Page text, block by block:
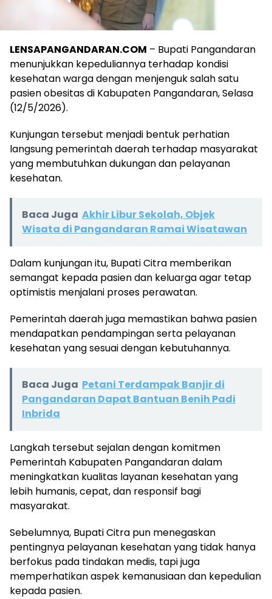
LENSAPANGANDARAN.COM – Bupati Pangandaran
menunjukkan kepeduliannya terhadap kondisi
kesehatan warga dengan menjenguk salah satu
pasien obesitas di Kabupaten Pangandaran, Selasa
(12/5/2026).
Kunjungan tersebut menjadi bentuk perhatian
langsung pemerintah daerah terhadap masyarakat
yang membutuhkan dukungan dan pelayanan
kesehatan.
Baca Juga Akhir Libur Sekolah, Objek
Wisata di Pangandaran Ramai Wisatawan
Dalam kunjungan itu, Bupati Citra memberikan
semangat kepada pasien dan keluarga agar tetap
optimistis menjalani proses perawatan.
Pemerintah daerah juga memastikan bahwa pasien
mendapatkan pendampingan serta pelayanan
kesehatan yang sesuai dengan kebutuhannya.
Baca Juga Petani Terdampak Banjir di
Pangandaran Dapat Bantuan Benih Padi
Inbrida
Langkah tersebut sejalan dengan komitmen
Pemerintah Kabupaten Pangandaran dalam
meningkatkan kualitas layanan kesehatan yang
lebih humanis, cepat, dan responsif bagi
masyarakat.
Sebelumnya, Bupati Citra pun menegaskan
pentingnya pelayanan kesehatan yang tidak hanya
berfokus pada tindakan medis, tapi juga
memperhatikan aspek kemanusiaan dan kepedulian
kepada pasien.